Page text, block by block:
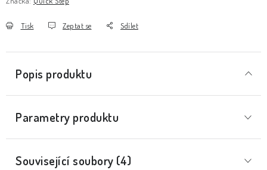
Tisk Zeptat se Sdílet
Popis produktu
Parametry produktu
Související soubory (4)